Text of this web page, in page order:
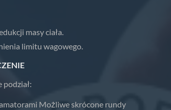
masy ciała.
limitu wagowego.
Możliwe skrócone rundy